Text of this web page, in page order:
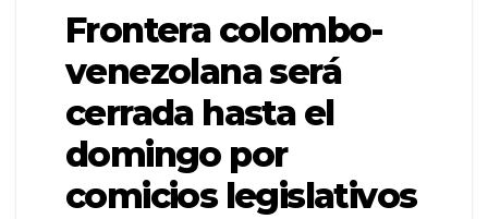
Frontera colombo-
venezolana será
cerrada hasta el
domingo por
comicios legislativos